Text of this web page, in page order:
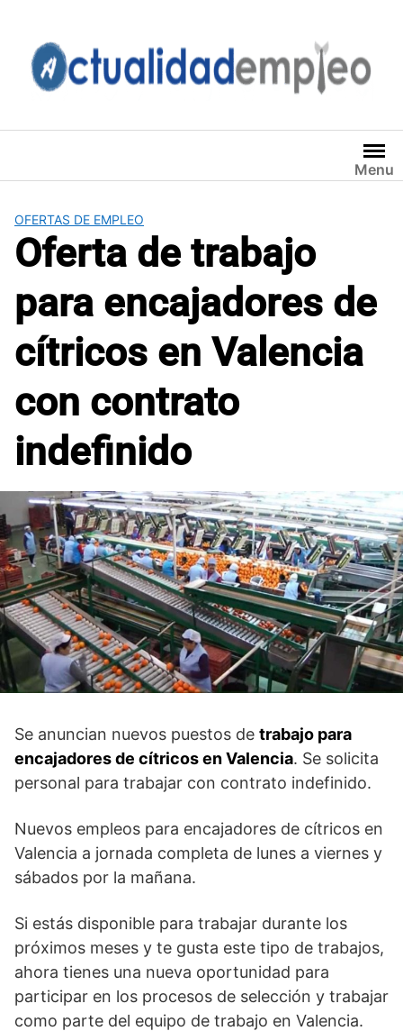
contenido
Menu
OFERTAS DE EMPLEO
Oferta de trabajo
para encajadores de
cítricos en Valencia
con contrato
indefinido
Se anuncian nuevos puestos de trabajo para
encajadores de cítricos en Valencia. Se solicita
personal para trabajar con contrato indefinido.
Nuevos empleos para encajadores de cítricos en
Valencia a jornada completa de lunes a viernes y
sábados por la mañana.
Si estás disponible para trabajar durante los
próximos meses y te gusta este tipo de trabajos,
ahora tienes una nueva oportunidad para
participar en los procesos de selección y trabajar
como parte del equipo de trabajo en Valencia.